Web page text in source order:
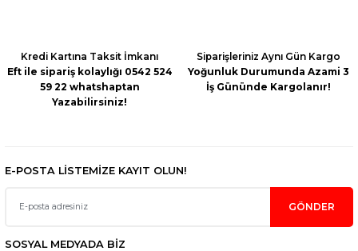
Kredi Kartına Taksit İmkanı
Eft ile sipariş kolaylığı 0542 524
59 22 whatshaptan
Yazabilirsiniz!
Siparişleriniz Aynı Gün Kargo
Yoğunluk Durumunda Azami 3
İş Gününde Kargolanır!
E-POSTA LİSTEMİZE KAYIT OLUN!
GÖNDER
SOSYAL MEDYADA BİZ